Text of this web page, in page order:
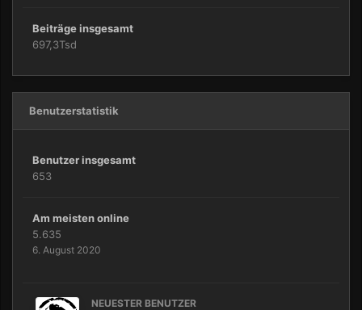
Beiträge insgesamt
697,3Tsd
Benutzerstatistik
Benutzer insgesamt
653
Am meisten online
5.635
6. August 2020
NEUESTER BENUTZER